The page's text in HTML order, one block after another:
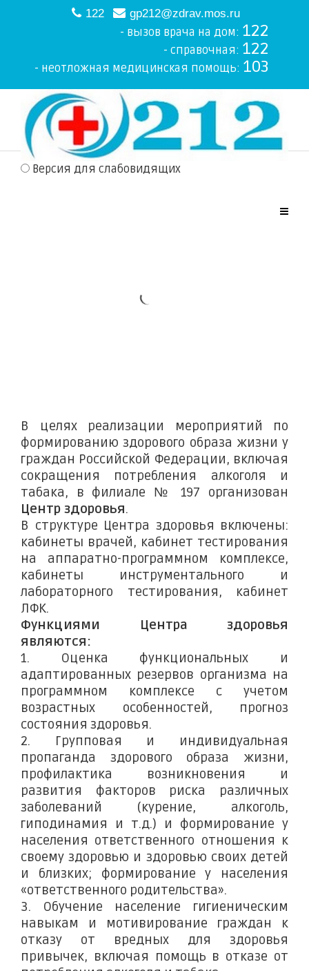
122 gp212@zdrav.mos.ru
- вызов врача на дом: 122
- справочная: 122
- неотложная медицинская помощь: 103
Версия для слабовидящих
В целях реализации мероприятий по
формированию здорового образа жизни у
граждан Российской Федерации, включая
сокращения потребления алкоголя и
табака, в филиале № 197 организован
Центр здоровья.
В структуре Центра здоровья включены:
кабинеты врачей, кабинет тестирования
на аппаратно-программном комплексе,
кабинеты инструментального и
лабораторного тестирования, кабинет
ЛФК.
Функциями Центра здоровья
являются:
1. Оценка функциональных и
адаптированных резервов организма на
программном комплексе с учетом
возрастных особенностей, прогноз
состояния здоровья.
2. Групповая и индивидуальная
пропаганда здорового образа жизни,
профилактика возникновения и
развития факторов риска различных
заболеваний (курение, алкоголь,
гиподинамия и т.д.) и формирование у
населения ответственного отношения к
своему здоровью и здоровью своих детей
и близких; формирование у населения
«ответственного родительства».
3. Обучение население гигиеническим
навыкам и мотивирование граждан к
отказу от вредных для здоровья
привычек, включая помощь в отказе от